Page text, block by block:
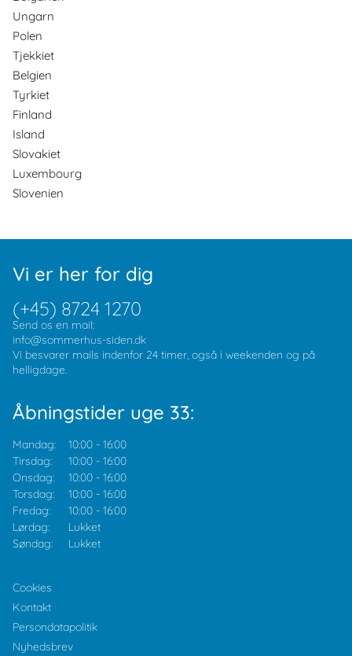
Ungarn
Polen
Tjekkiet
Belgien
Tyrkiet
Finland
Island
Slovakiet
Luxembourg
Slovenien
Vi er her for dig
(+45) 8724 1270
Send os en mail:
info@sommerhus-siden.dk
Vi besvarer mails indenfor 24 timer, også i weekenden og på
helligdage.
Åbningstider uge 33:
Mandag: 10:00 - 16:00
Tirsdag:
10:00 - 16:00
Onsdag:
10:00 - 16:00
Torsdag:
10:00 - 16:00
Fredag:
10:00 - 16:00
Lørdag:
Lukket
Søndag:
Lukket
Cookies
Kontakt
Persondatapolitik
Nyhedsbrev